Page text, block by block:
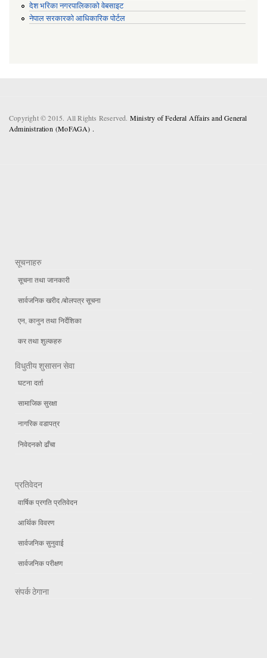
देश भरिका नगरपालिकाको वेबसाइट
नेपाल सरकारको आधिकारिक पोर्टल
Copyright © 2015. All Rights Reserved. Ministry of Federal Affairs and General
Administration (MoFAGA) .
सूचनाहरु
सूचना तथा जानकारी
सार्वजनिक खरीद /बोलपत्र सूचना
एन, कानुन तथा निर्देशिका
कर तथा शुल्कहरु
विधुतीय शुसासन सेवा
घटना दर्ता
सामाजिक सुरक्षा
नागरिक वडापत्र
निवेदनको ढाँचा
प्रतिवेदन
वार्षिक प्रगति प्रतिवेदन
आर्थिक विवरण
सार्वजनिक सुनुवाई
सार्वजनिक परीक्षण
संपर्क ठेगाना